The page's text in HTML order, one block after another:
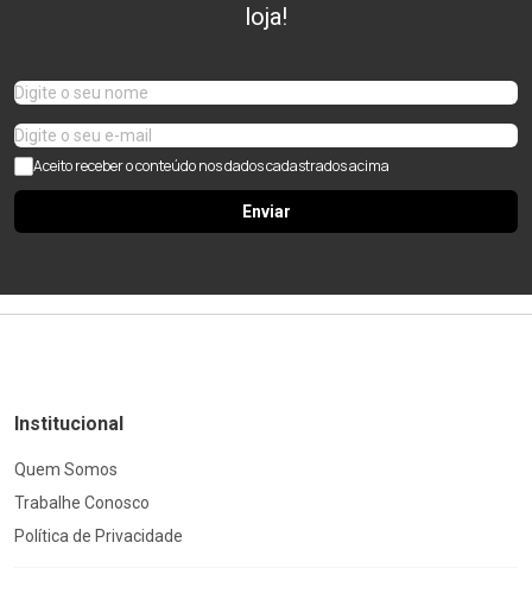
loja!
Aceito receber o conteúdo nos dados cadastrados acima
Enviar
Institucional
Quem Somos
Trabalhe Conosco
Política de Privacidade